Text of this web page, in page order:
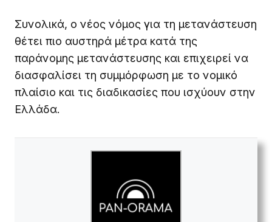
Συνολικά, ο νέος νόμος για τη μετανάστευση
θέτει πιο αυστηρά μέτρα κατά της
παράνομης μετανάστευσης και επιχειρεί να
διασφαλίσει τη συμμόρφωση με το νομικό
πλαίσιο και τις διαδικασίες που ισχύουν στην
Ελλάδα.